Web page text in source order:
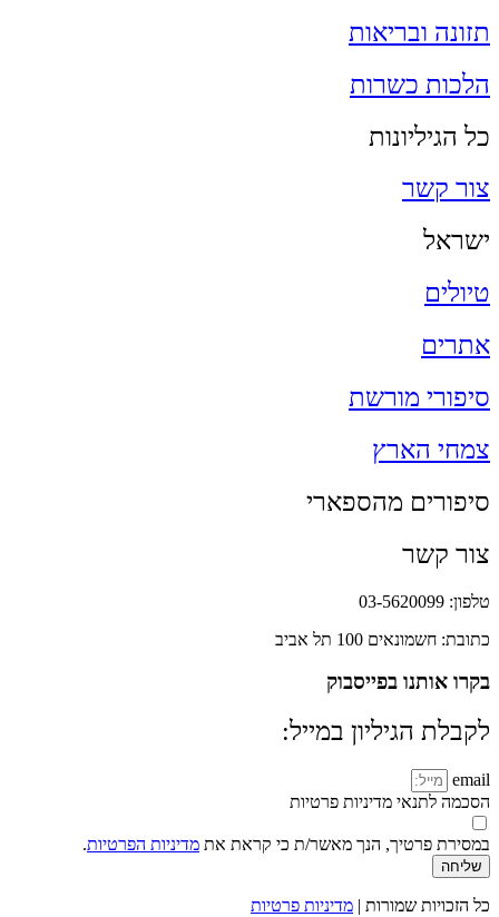
תזונה ובריאות
הלכות כשרות
כל הגיליונות
צור קשר
ישראל
טיולים
אתרים
סיפורי מורשת
צמחי הארץ
סיפורים מהספארי
צור קשר
טלפון: 03-5620099
כתובת: חשמונאים 100 תל אביב
בקרו אותנו בפייסבוק
לקבלת הגיליון במייל:
email
הסכמה לתנאי מדיניות פרטיות
במסירת פרטיך, הנך מאשר/ת כי קראת את מדיניות הפרטיות.
שליחה
כל הזכויות שמורות | מדיניות פרטיות